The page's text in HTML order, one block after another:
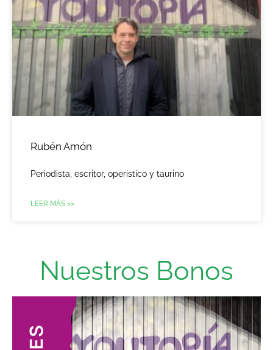
Rubén Amón
Periodista, escritor, operistico y taurino
LEER MÁS >>
Nuestros Bonos